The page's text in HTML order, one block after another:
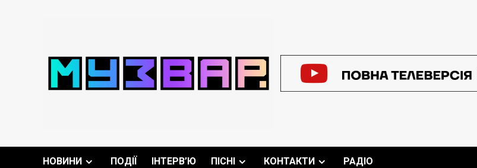
НОВИНИ ПОДІЇ ІНТЕРВ’Ю ПІСНІ КОНТАКТИ РАДІО